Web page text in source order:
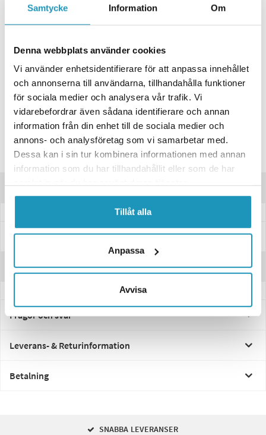
Samtycke Information Om
Denna webbplats använder cookies
Vi använder enhetsidentifierare för att anpassa innehållet
och annonserna till användarna, tillhandahålla funktioner
för sociala medier och analysera vår trafik. Vi
vidarebefordrar även sådana identifierare och annan
information från din enhet till de sociala medier och
annons- och analysföretag som vi samarbetar med.
Dessa kan i sin tur kombinera informationen med annan
information som du har tillhandahållit eller som de har
Tillåt alla
Anpassa
Avvisa
+ LÄGG I KUNDVAGN
ONLINELAGER
BESTÄLLNINGSVARA
BUTIKSLAGER 0
I LAGER
Lägsta pris de senaste 30-dagarna:424 kr
Leverans- & Returinformation
Spara produkt
Frågor om produkten?
Produktinformation
Specifikationer
Recensioner
Frågor och svar
Leverans- & Returinformation
Betalning
SNABBA LEVERANSER